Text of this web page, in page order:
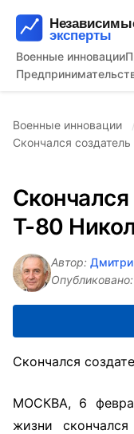
Военные инновации
Военные инновации
Скончался
Т-80
Автор:
Опубликовано:
Скончался
МОСКВА, 6
жизни